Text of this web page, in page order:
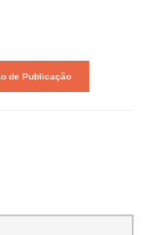
de Publicação